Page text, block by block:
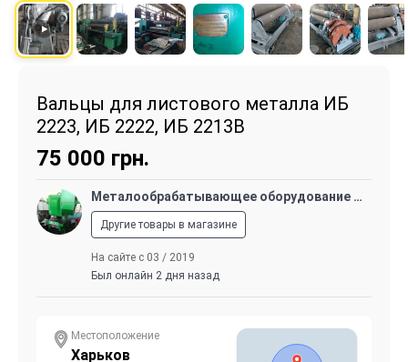
Вальцы для листового металла ИБ
2223, ИБ 2222, ИБ 2213В
75 000 грн.
Металообрабатывающее оборудование и КПО
Другие товары в магазине
На сайте с 03 / 2019
Был онлайн 2 дня назад
Местоположение
Харьков